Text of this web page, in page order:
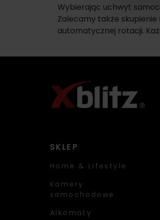
Wybierając uchwyt
Zalecamy także
automatycznej rotacji.
SKLEP
Home & Lifestyle
Kamery
samochodowe
Alkomaty